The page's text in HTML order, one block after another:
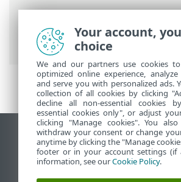
ESET Online pomocník>
On-Prem
>Požiadavky>
nástroje Hypervisor
Zobraziť stránku ako na
End of Life
Databáza znalostí ESET
Your account,
choice
We and our partners use cookies
optimized online experience,
and serve you with personalized ads.
collection of all cookies by clicking
decline all non-essential cookies
essential cookies only", or adjust
clicking "Manage cookies". You
withdraw your consent or change
anytime by clicking the "Manage
footer or in your account settings (if
information, see ourCookie Policy.